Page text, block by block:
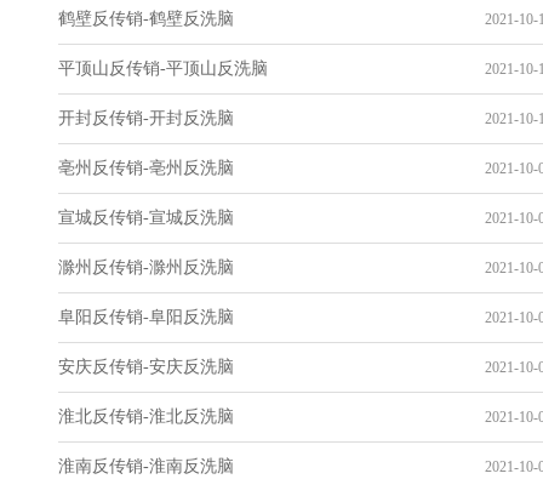
鹤壁反传销-鹤壁反洗脑 2021-10-
平顶山反传销-平顶山反洗脑 2021-10-
开封反传销-开封反洗脑 2021-10-
亳州反传销-亳州反洗脑 2021-10-
宣城反传销-宣城反洗脑 2021-10-
滁州反传销-滁州反洗脑 2021-10-
阜阳反传销-阜阳反洗脑 2021-10-
安庆反传销-安庆反洗脑 2021-10-
淮北反传销-淮北反洗脑 2021-10-
淮南反传销-淮南反洗脑 2021-10-